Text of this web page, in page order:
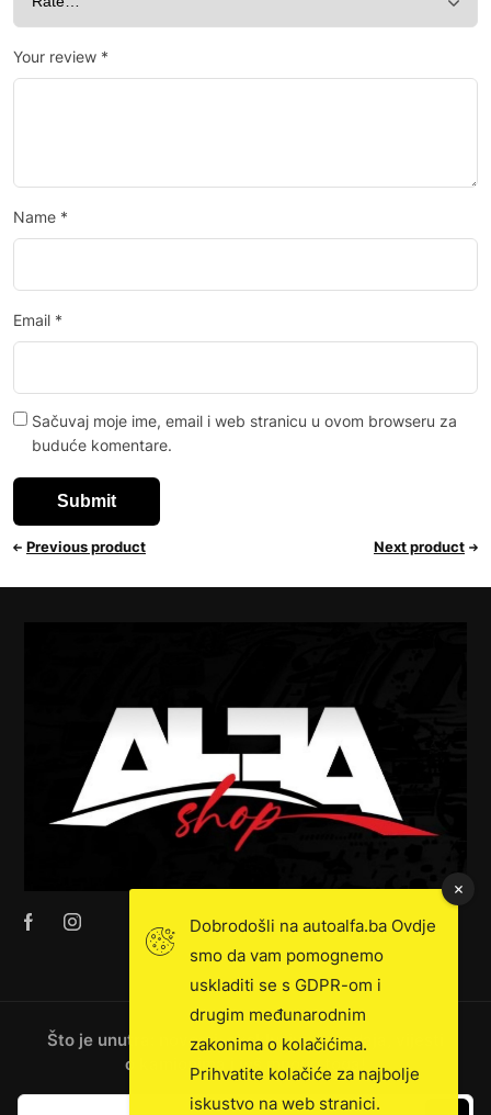
Your review *
Name *
Email *
Sačuvaj moje ime, email i web stranicu u ovom browseru za
buduće komentare.
Previous product Next product
Što je unutra: novosti, ekskluzivna prodaja, vijesti
o kamionima i još mnogo toga!
Dobrodošli na autoalfa.ba Ovdje
smo da vam pomognemo
uskladiti se s GDPR-om i
drugim međunarodnim
zakonima o kolačićima.
Prihvatite kolačiće za najbolje
iskustvo na web stranici.